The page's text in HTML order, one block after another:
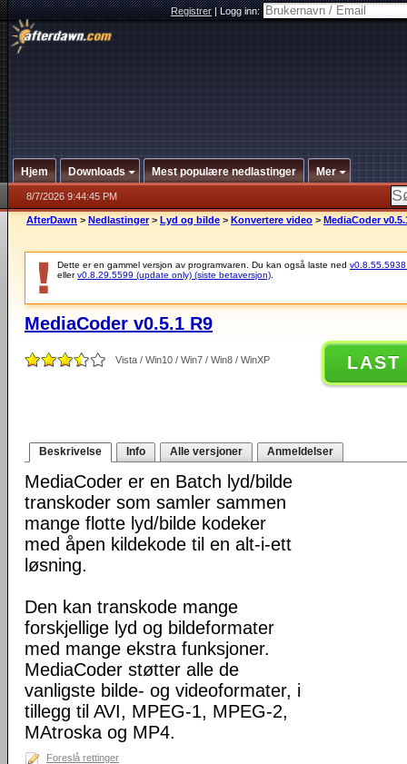
Registrer|Logg inn:
Hjem Downloads Mest populære nedlastinger Mer
8/7/2026 9:44:45 PM
AfterDawn > Nedlastinger > Lyd og bilde > Konvertere video > MediaCoder
Dette er en gammel versjon av programvaren. Du kan også laste ned v0.8.55.5938
ellerv0.8.29.5599 (update only) (siste betaversjon)
MediaCoder v0.5.1 R9
Vista / Win10 / Win7 / Win8 / WinXP LAST
Beskrivelse Info Alle versjoner Anmeldelser
MediaCoder er en Batch lyd/bilde
transkoder som samler sammen
mange flotte lyd/bilde kodeker
med åpen kildekode til en alt-i-ett
løsning.
Den kan transkode mange
forskjellige lyd og bildeformater
med mange ekstra funksjoner.
MediaCoder støtter alle de
vanligste bilde- og videoformater, i
tillegg til AVI, MPEG-1, MPEG-2,
MAtroska og MP4.
Foreslå rettinger